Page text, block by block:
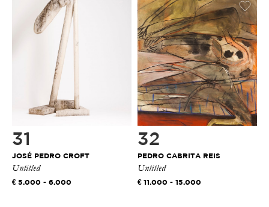
31
JOSÉ PEDRO CROFT
Untitled
5.000 - 6.000
32
PEDRO CABRITA REIS
Untitled
11.000 - 15.000